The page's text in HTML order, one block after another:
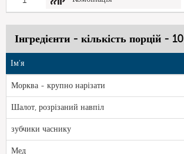
Інгредієнти - кількість порцій - 10
Ім'я
Морква - крупно нарізати
Шалот, розрізаний навпіл
зубчики часнику
Мед